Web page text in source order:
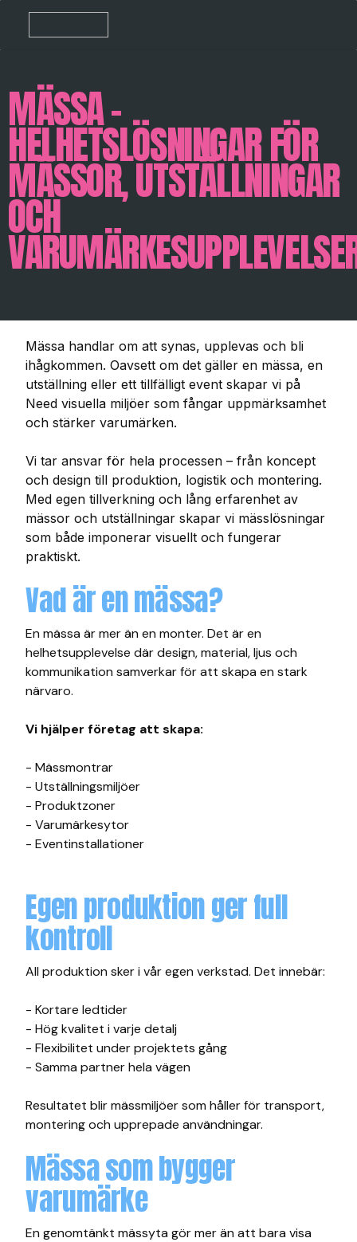
MÄSSA –
HELHETSLÖSNINGAR FÖR
MÄSSOR, UTSTÄLLNINGAR
OCH
Mässa handlar om att synas, upplevas och bli
ihågkommen. Oavsett om det gäller en mässa, en
utställning eller ett tillfälligt event skapar vi på
Need visuella miljöer som fångar uppmärksamhet
och stärker varumärken.
Vi tar ansvar för hela processen – från koncept
och design till produktion, logistik och montering.
Med egen tillverkning och lång erfarenhet av
mässor och utställningar skapar vi mässlösningar
som både imponerar visuellt och fungerar
praktiskt.
Vad är en mässa?
En mässa är mer än en monter. Det är en
helhetsupplevelse där design, material, ljus och
kommunikation samverkar för att skapa en stark
närvaro.
Vi hjälper företag att skapa:
- Mässmontrar
- Utställningsmiljöer
- Produktzoner
- Varumärkesytor
- Eventinstallationer
Egen produktion ger full
kontroll
All produktion sker i vår egen verkstad. Det innebär:
- Kortare ledtider
- Hög kvalitet i varje detalj
- Flexibilitet under projektets gång
- Samma partner hela vägen
Resultatet blir mässmiljöer som håller för transport,
montering och upprepade användningar.
Mässa som bygger
varumärke
En genomtänkt mässyta gör mer än att bara visa